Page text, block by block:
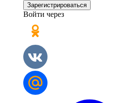
Зарегистрироваться
Войти через